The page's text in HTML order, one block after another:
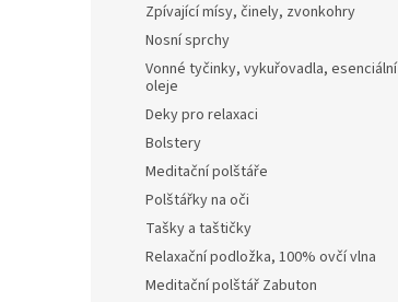
Zpívající mísy, činely, zvonkohry
Nosní sprchy
Vonné tyčinky, vykuřovadla, esenciální
oleje
Deky pro relaxaci
Bolstery
Meditační polštáře
Polštářky na oči
Tašky a taštičky
Relaxační podložka, 100% ovčí vlna
Meditační polštář Zabuton